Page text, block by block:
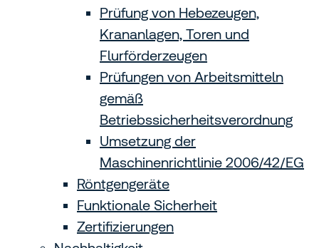
Prüfung von Hebezeugen,
Krananlagen, Toren und
Flurförderzeugen
Prüfungen von Arbeitsmitteln
gemäß
Betriebssicherheitsverordnung
Umsetzung der
Maschinenrichtlinie 2006/42/EG
Röntgengeräte
Funktionale Sicherheit
Zertifizierungen